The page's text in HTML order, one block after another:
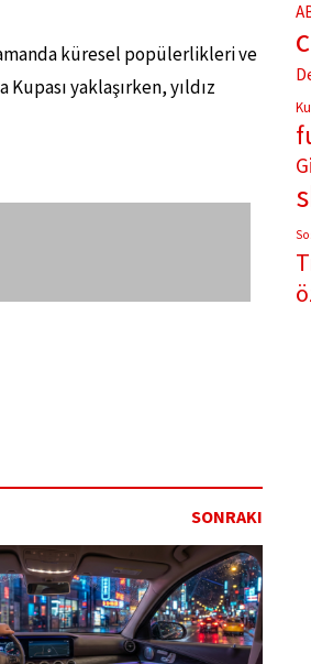
küresel popülerlikleri ve
yaklaşırken, yıldız
SONRAKI